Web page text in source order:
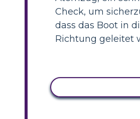
Check, um
dass das Boot in
Richtung geleitet